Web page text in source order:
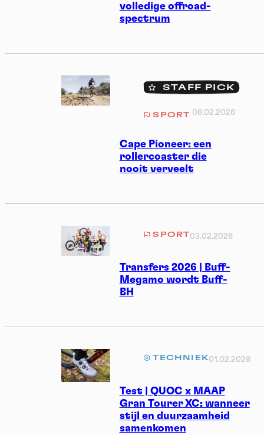
volledige offroad-
spectrum
Cape Pioneer: een
rollercoaster die
nooit verveelt
STAFF PICK
SPORT 06.02.2026
Transfers 2026 | Buff-
Megamo wordt Buff-
BH
SPORT03.02.2026
Test | QUOC x MAAP
Gran Tourer XC: wanneer
stijl en duurzaamheid
samenkomen
TECHNIEK01.02.2026